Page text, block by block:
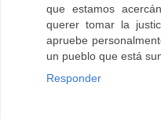
que estamos
querer tomar la
apruebe
un pueblo que está
Responder